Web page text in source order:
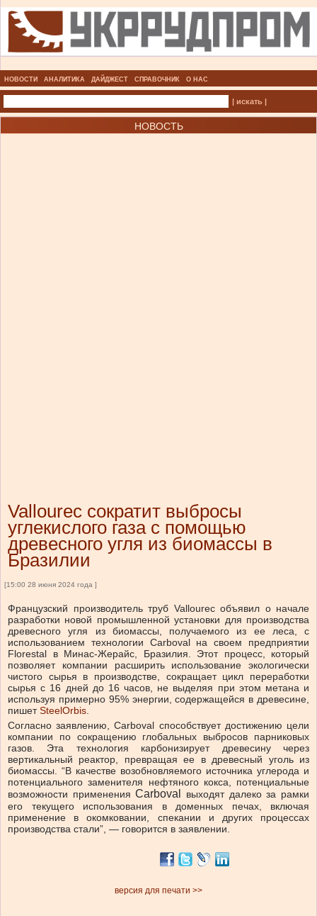
НОВОСТИ АНАЛИТИКА ДАЙДЖЕСТ СПРАВОЧНИК О НАС
| искать |
НОВОСТЬ
Vallourec сократит выбросы
углекислого газа с помощью
древесного угля из биомассы в
Бразилии
[15:00 28 июня 2024 года ]
Французский производитель труб Vallourec объявил о начале
разработки новой промышленной установки для производства
древесного угля из биомассы, получаемого из ее леса, с
использованием технологии Carboval на своем предприятии
Florestal в Минас-Жерайс, Бразилия. Этот процесс, который
позволяет компании расширить использование экологически
чистого сырья в производстве, сокращает цикл переработки
сырья с 16 дней до 16 часов, не выделяя при этом метана и
используя примерно 95% энергии, содержащейся в древесине,
пишетSteelOrbis.
Согласно заявлению, Carboval способствует достижению цели
компании по сокращению глобальных выбросов парниковых
газов. Эта технология карбонизирует древесину через
вертикальный реактор, превращая ее в древесный уголь из
биомассы. “В качестве возобновляемого источника углерода и
потенциального заменителя нефтяного кокса, потенциальные
возможности примененияCarboval выходят далеко за рамки
его текущего использования в доменных печах, включая
применение в окомковании, спекании и других процессах
производства стали”, — говорится в заявлении.
версия для печати >>